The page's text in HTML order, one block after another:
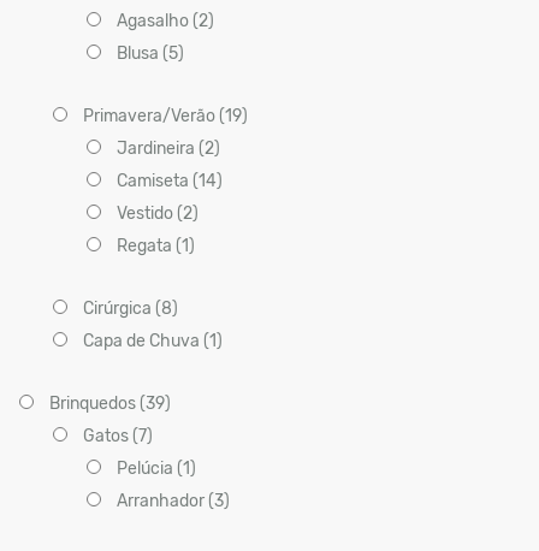
Agasalho (2)
Blusa (5)
Primavera/Verão (19)
Jardineira (2)
Camiseta (14)
Vestido (2)
Regata (1)
Cirúrgica (8)
Capa de Chuva (1)
Brinquedos (39)
Gatos (7)
Pelúcia (1)
Arranhador (3)